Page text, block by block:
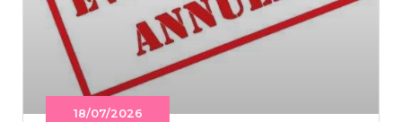
18/07/2026